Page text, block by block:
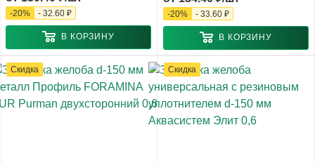
-20% - 32.60 ₽
В КОРЗИНУ
-20% - 33.60 ₽
В КОРЗИНУ
Скидка Скидка